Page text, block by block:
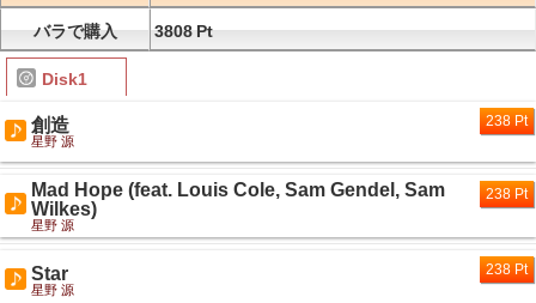
バラで購入 3808Pt
Disk1
創造
星野 源
238 Pt
Mad Hope (feat. Louis Cole, Sam Gendel, Sam
Wilkes)
星野 源
238 Pt
Star
星野 源
238 Pt